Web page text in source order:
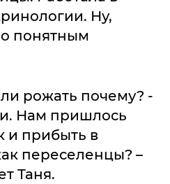
Ну,
понятным
рожать почему? -
Нам пришлось
и прибыть в
переселенцы? –
Таня.